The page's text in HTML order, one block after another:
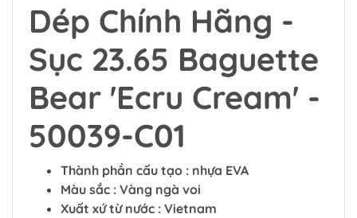
Dép Chính Hãng -
Sục 23.65 Baguette
Bear 'Ecru Cream' -
50039-C01
Thành phần cấu tạo : nhựa EVA
Màu sắc : Vàng ngà voi
Xuất xứ từ nước : Vietnam